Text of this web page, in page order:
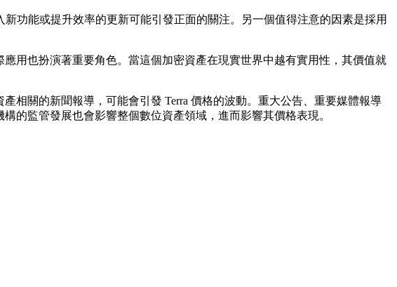
功能或提升效率的更新可能引發正面的關注。另一個值得注意的因素是採用
用也扮演著重要角色。當這個加密資產在現實世界中越有實用性，其價值就
相關的新聞報導，可能會引發 Terra 價格的波動。重大公告、重要媒體報導
的監管發展也會影響整個數位資產領域，進而影響其價格表現。